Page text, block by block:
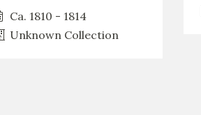
Ca. 1810 - 1814
Unknown Collection